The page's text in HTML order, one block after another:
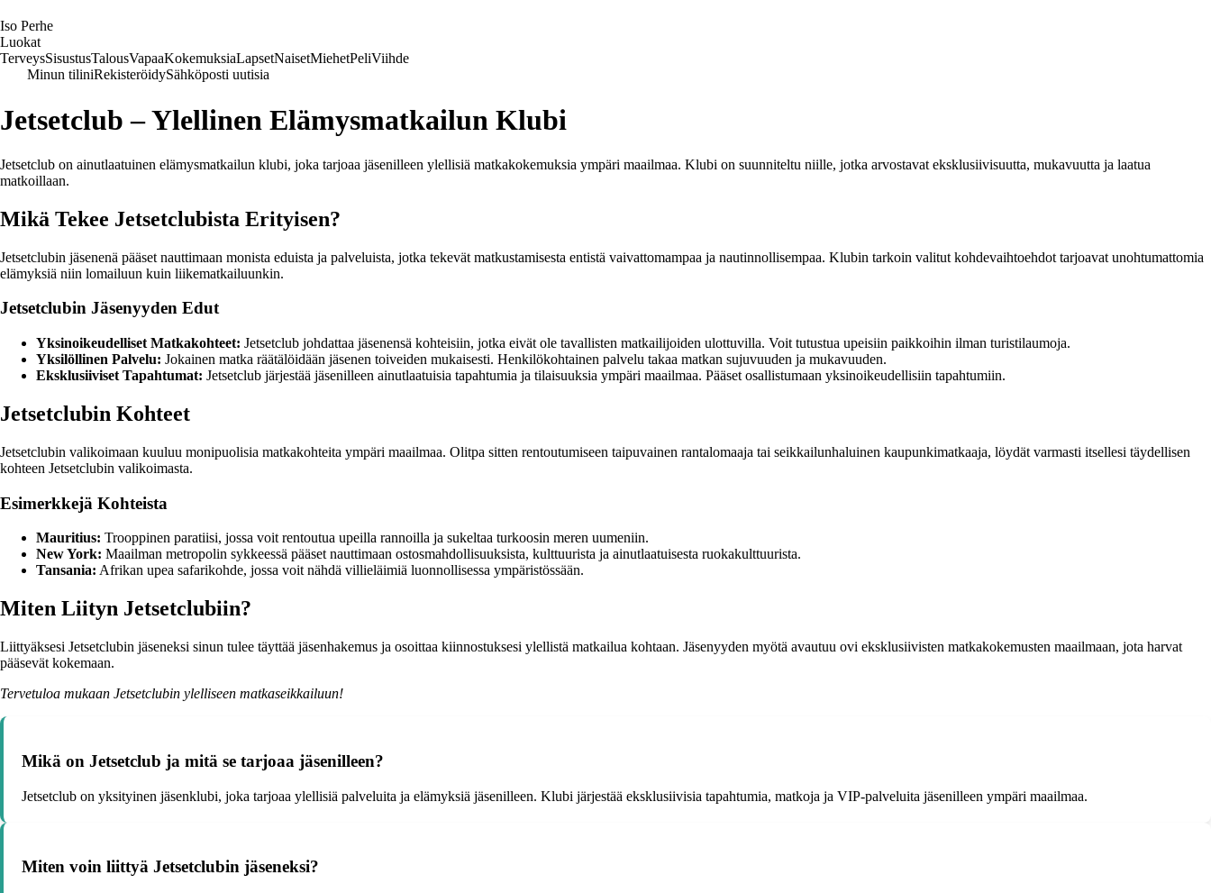
Iso Perhe
Luokat
TerveysSisustusTalousVapaaKokemuksiaLapsetNaisetMiehetPeliViihde
Minun tiliniRekisteröidySähköposti uutisia
Jetsetclub – Ylellinen Elämysmatkailun Klubi
Jetsetclub on ainutlaatuinen elämysmatkailun klubi, joka tarjoaa jäsenilleen ylellisiä matkakokemuksia ympäri maailmaa. Klubi on suunniteltu niille, jotka arvostavat eksklusiivisuutta, mukavuutta ja laatua
matkoillaan.
Mikä Tekee Jetsetclubista Erityisen?
Jetsetclubin jäsenenä pääset nauttimaan monista eduista ja palveluista, jotka tekevät matkustamisesta entistä vaivattomampaa ja nautinnollisempaa. Klubin tarkoin valitut kohdevaihtoehdot tarjoavat unohtumattomia
elämyksiä niin lomailuun kuin liikematkailuunkin.
Jetsetclubin Jäsenyyden Edut
Yksinoikeudelliset Matkakohteet: Jetsetclub johdattaa jäsenensä kohteisiin, jotka eivät ole tavallisten matkailijoiden ulottuvilla. Voit tutustua upeisiin paikkoihin ilman turistilaumoja.
Yksilöllinen Palvelu: Jokainen matka räätälöidään jäsenen toiveiden mukaisesti. Henkilökohtainen palvelu takaa matkan sujuvuuden ja mukavuuden.
Eksklusiiviset Tapahtumat: Jetsetclub järjestää jäsenilleen ainutlaatuisia tapahtumia ja tilaisuuksia ympäri maailmaa. Pääset osallistumaan yksinoikeudellisiin tapahtumiin.
Jetsetclubin Kohteet
Jetsetclubin valikoimaan kuuluu monipuolisia matkakohteita ympäri maailmaa. Olitpa sitten rentoutumiseen taipuvainen rantalomaaja tai seikkailunhaluinen kaupunkimatkaaja, löydät varmasti itsellesi täydellisen
kohteen Jetsetclubin valikoimasta.
Esimerkkejä Kohteista
Mauritius: Trooppinen paratiisi, jossa voit rentoutua upeilla rannoilla ja sukeltaa turkoosin meren uumeniin.
New York: Maailman metropolin sykkeessä pääset nauttimaan ostosmahdollisuuksista, kulttuurista ja ainutlaatuisesta ruokakulttuurista.
Tansania: Afrikan upea safarikohde, jossa voit nähdä villieläimiä luonnollisessa ympäristössään.
Miten Liityn Jetsetclubiin?
Liittyäksesi Jetsetclubin jäseneksi sinun tulee täyttää jäsenhakemus ja osoittaa kiinnostuksesi ylellistä matkailua kohtaan. Jäsenyyden myötä avautuu ovi eksklusiivisten matkakokemusten maailmaan, jota harvat
pääsevät kokemaan.
Tervetuloa mukaan Jetsetclubin ylelliseen matkaseikkailuun!
Mikä on Jetsetclub ja mitä se tarjoaa jäsenilleen?
Jetsetclub on yksityinen jäsenklubi, joka tarjoaa ylellisiä palveluita ja elämyksiä jäsenilleen. Klubi järjestää eksklusiivisia tapahtumia, matkoja ja VIP-palveluita jäsenilleen ympäri maailmaa.
Miten voin liittyä Jetsetclubin jäseneksi?